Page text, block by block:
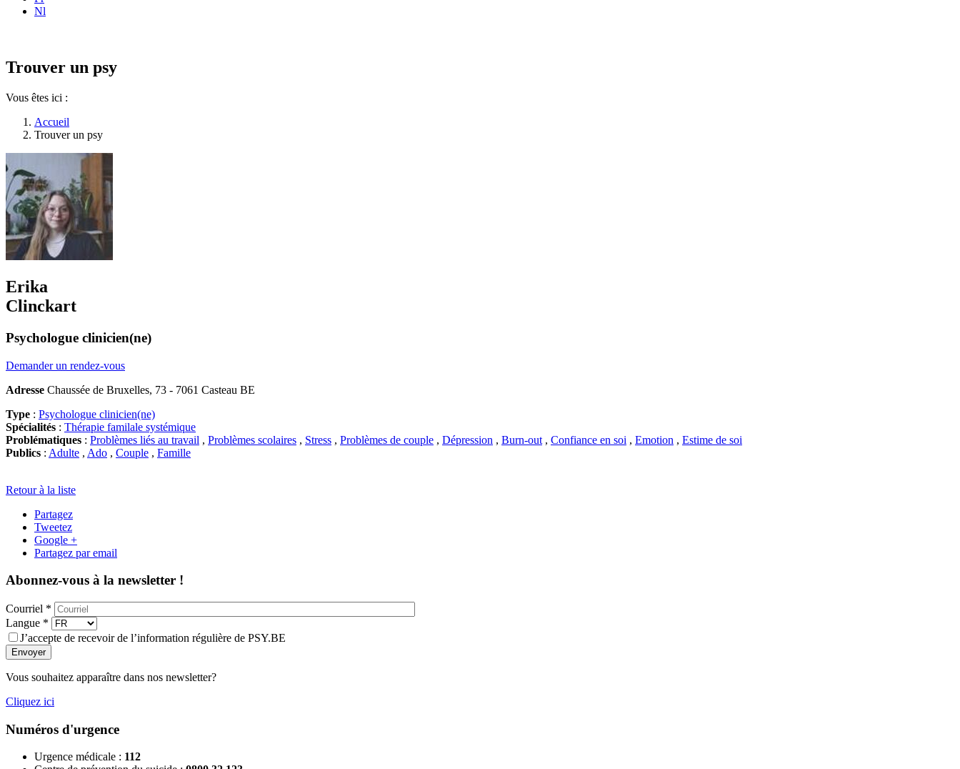
Nl
Trouver un psy
Vous êtes ici :
Accueil
Trouver un psy
Erika
Clinckart
Psychologue clinicien(ne)
Demander un rendez-vous
Adresse Chaussée de Bruxelles, 73 - 7061 Casteau BE
Type : Psychologue clinicien(ne)
Spécialités : Thérapie familale systémique
Problématiques : Problèmes liés au travail , Problèmes scolaires , Stress , Problèmes de couple , Dépression , Burn-out , Confiance en soi , Emotion , Estime de soi
Publics : Adulte , Ado , Couple , Famille
Retour à la liste
Partagez
Tweetez
Google +
Partagez par email
Abonnez-vous à la newsletter !
Courriel *
Langue *
J’accepte de recevoir de l’information régulière de PSY.BE
Envoyer
Vous souhaitez apparaître dans nos newsletter?
Cliquez ici
Numéros d'urgence
Urgence médicale : 112